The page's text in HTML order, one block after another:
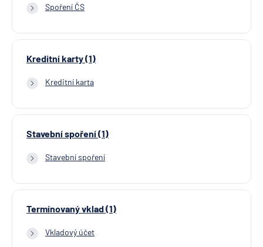
Spoření ČS
Kreditní karty (1)
Kreditní karta
Stavební spoření (1)
Stavební spoření
Termínovaný vklad (1)
Vkladový účet